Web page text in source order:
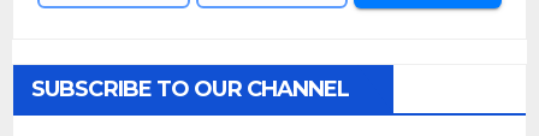
SUBSCRIBE TO OUR CHANNEL